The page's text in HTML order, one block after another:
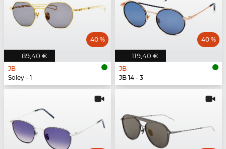
89,40 €
40 %
JB
Soley - 1
119,40 €
40 %
JB
JB 14 - 3